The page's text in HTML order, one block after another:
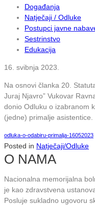
Događanja
Natječaji / Odluke
Postupci javne
Sestrinstvo
Edukacija
16. svibnja 2023.
Na osnovi članka 20.
Juraj Njavro” Vukovar
donio Odluku o izabranom
(jedne) primalje asistentice.
odluka-o-odabiru-primalja-16052023
Posted in Natječaji/Odluke
O NAMA
Nacionalna memorijalna
je kao zdravstvena
Posluje sukladno ugovoru